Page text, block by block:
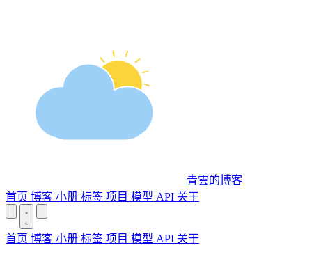
青雲的博客
首页 博客 小册 标签 项目 模型 API 关于
首页 博客 小册 标签 项目 模型 API 关于